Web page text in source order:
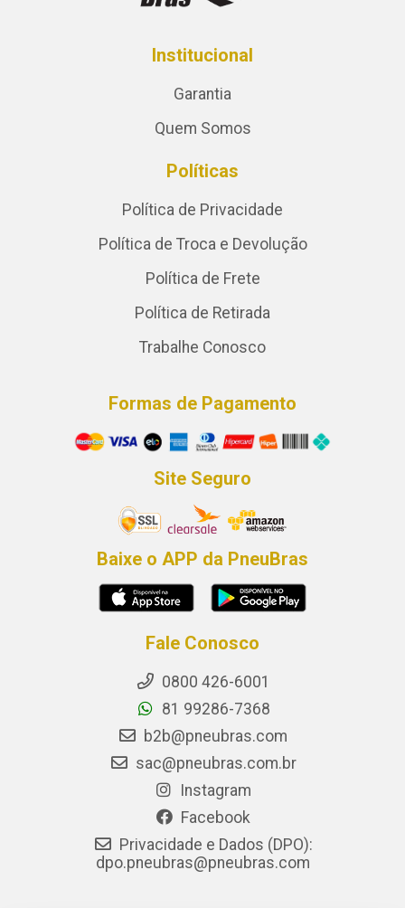
Institucional
Garantia
Quem Somos
Políticas
Política de Privacidade
Política de Troca e Devolução
Política de Frete
Política de Retirada
Trabalhe Conosco
Formas de Pagamento
Site Seguro
Baixe o APP da PneuBras
Fale Conosco
0800 426-6001
81 99286-7368
b2b@pneubras.com
sac@pneubras.com.br
Instagram
Facebook
Privacidade e Dados (DPO):
dpo.pneubras@pneubras.com